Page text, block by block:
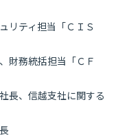
リティ担当「ＣＩＳ
財務統括担当「ＣＦ
長、信越支社に関する